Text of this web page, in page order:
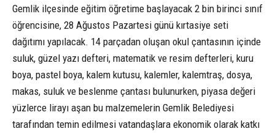
Gemlik ilçesinde eğitim öğretime başlayacak 2 bin birinci sınıf
öğrencisine, 28 Ağustos Pazartesi günü kırtasiye seti
dağıtımı yapılacak. 14 parçadan oluşan okul çantasının içinde
suluk, güzel yazı defteri, matematik ve resim defterleri, kuru
boya, pastel boya, kalem kutusu, kalemler, kalemtraş, dosya,
makas, suluk ve beslenme çantası bulunurken, piyasa değeri
yüzlerce lirayı aşan bu malzemelerin Gemlik Belediyesi
tarafından temin edilmesi vatandaşlara ekonomik olarak katkı